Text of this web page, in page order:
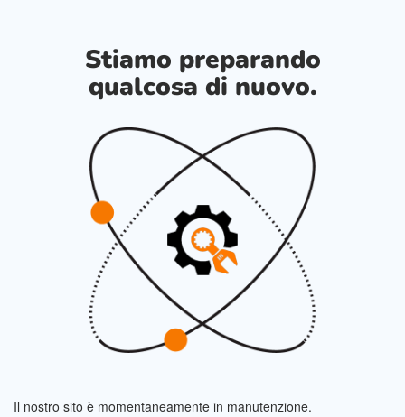
Stiamo preparando
qualcosa di nuovo.
Il nostro sito è momentaneamente in manutenzione.